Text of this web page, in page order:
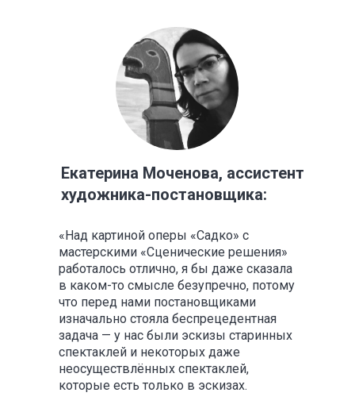
«Над картиной оперы «Садко» с
мастерскими «Сценические решения»
работалось отлично, я бы даже сказала
в каком-то смысле безупречно, потому
что перед нами постановщиками
изначально стояла беспрецедентная
задача — у нас были эскизы старинных
спектаклей и некоторых даже
неосуществлённых спектаклей,
которые есть только в эскизах.
Екатерина Моченова, ассистент
художника-постановщика: